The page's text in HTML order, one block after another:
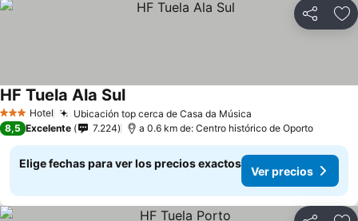
Compartir
3 Estrellas
Hotel Ubicación top cerca de Casa da Música
HF Tuela Ala Sul
8,5 Excelente 7.224 a 0.6 km de: Centro histórico de Oporto
Elige fechas para ver los precios exactos
Ver precios